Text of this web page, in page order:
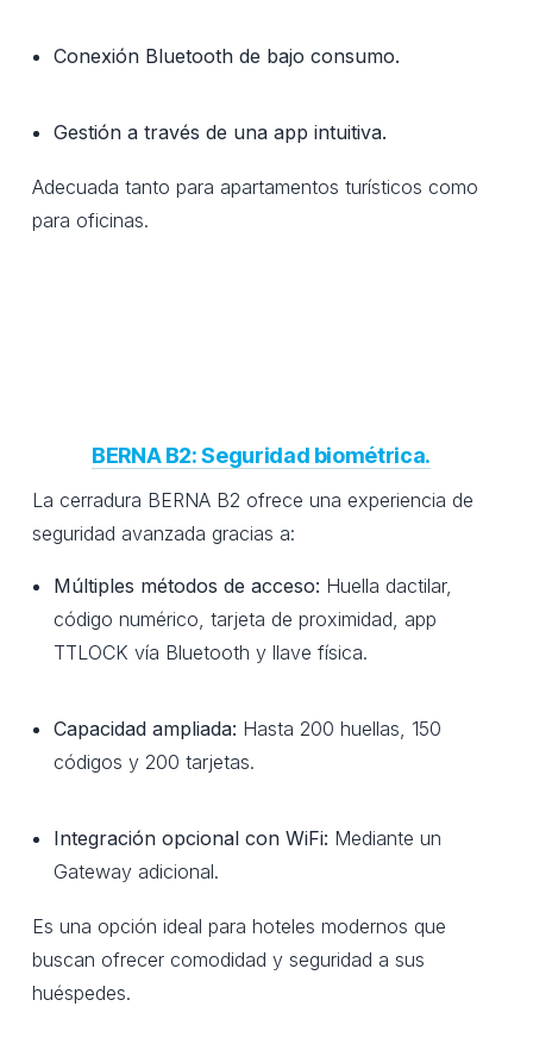
Conexión Bluetooth de bajo consumo.
Gestión a través de una app intuitiva.
Adecuada tanto para apartamentos turísticos como
para oficinas.
BERNA B2: Seguridad biométrica.
La cerradura BERNA B2 ofrece una experiencia de
seguridad avanzada gracias a:
Múltiples métodos de acceso: Huella dactilar,
código numérico, tarjeta de proximidad, app
TTLOCK vía Bluetooth y llave física.
Capacidad ampliada: Hasta 200 huellas, 150
códigos y 200 tarjetas.
Integración opcional con WiFi: Mediante un
Gateway adicional.
Es una opción ideal para hoteles modernos que
buscan ofrecer comodidad y seguridad a sus
huéspedes.